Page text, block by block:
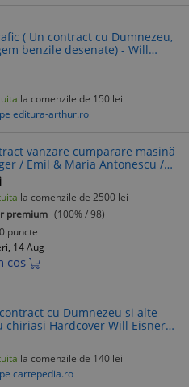
( Un contract cu Dumnezeu,
benzile desenate) - Will
Schulz
la comenzile de 150 lei
editura-arthur.ro
vanzare cumparare masină
/ Emil & Maria Antonescu /
/ Str Spital Mendel
nr 14 croitorie istorie
la comenzile de 2500 lei
premium (100% / 98)
puncte
14 Aug
cos
cu Dumnezeu si alte
chiriasi Hardcover Will Eisner
la comenzile de 140 lei
cartepedia.ro